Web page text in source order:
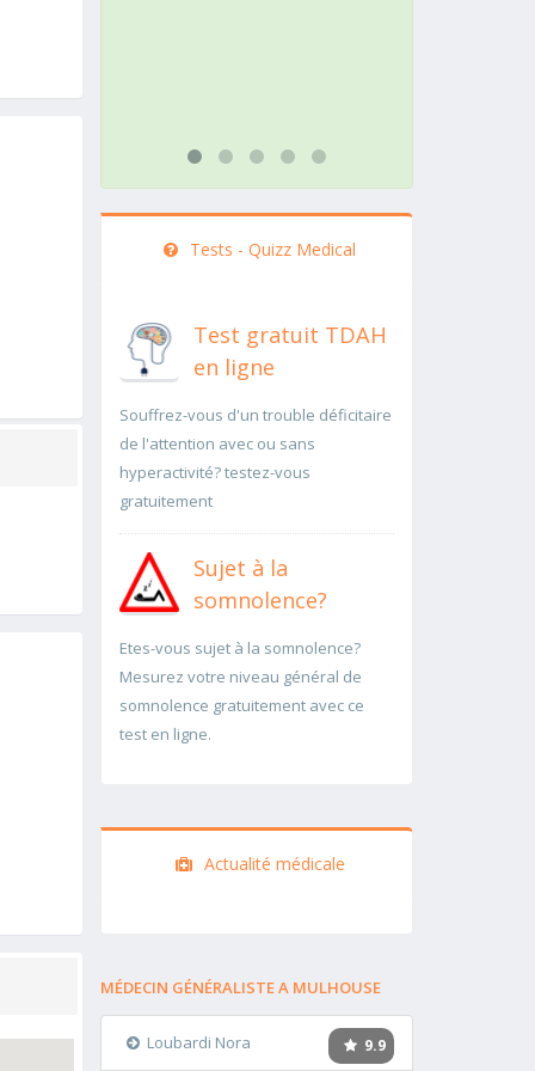
Tests - Quizz Medical
Test gratuit TDAH
en ligne
Souffrez-vous d'un trouble déficitaire
de l'attention avec ou sans
hyperactivité? testez-vous
gratuitement
Sujet à la
somnolence?
Etes-vous sujet à la somnolence?
Mesurez votre niveau général de
somnolence gratuitement avec ce
test en ligne.
Actualité médicale
MÉDECIN GÉNÉRALISTE A MULHOUSE
9.9
Loubardi Nora